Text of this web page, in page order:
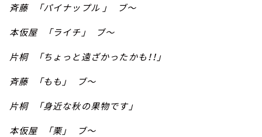
斉藤 「パイナップル 」 ブ～
本仮屋 「ライチ」 ブ～
片桐 「ちょっと遠ざかったかも！！」
斉藤 「もも」 ブ～
片桐 「身近な秋の果物です」
本仮屋 「栗」 ブ～